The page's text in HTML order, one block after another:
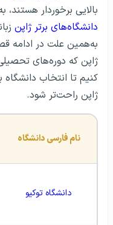
بالایی برخوردار
دانشگاه‌های برتر ژاپن
به‌همین علت در ادامه
ژاپن که دوره‌های
کنیم تا انتخاب
ژاپن راحت‌تر شود.
نام فارسی دانشگاه
دانشگاه توکیو